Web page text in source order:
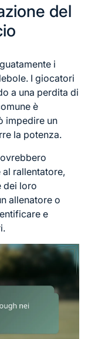
del
i
I giocatori
a una perdita di
è
impedire un
la potenza.
rallentatore,
dei loro
allenatore o
e